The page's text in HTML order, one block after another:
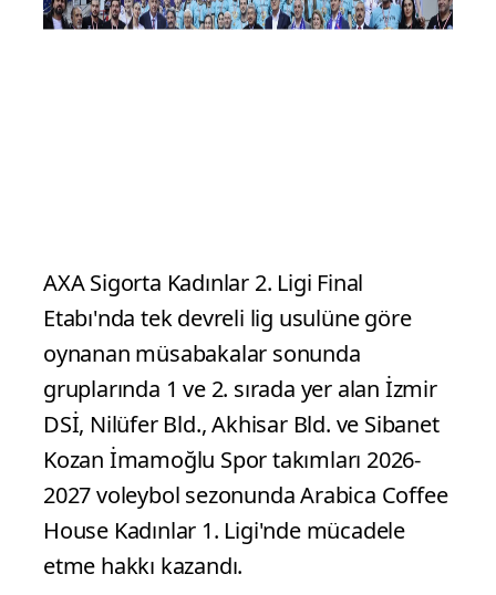
AXA Sigorta Kadınlar 2. Ligi Final
Etabı'nda tek devreli lig usulüne göre
oynanan müsabakalar sonunda
gruplarında 1 ve 2. sırada yer alan İzmir
DSİ, Nilüfer Bld., Akhisar Bld. ve Sibanet
Kozan İmamoğlu Spor takımları 2026-
2027 voleybol sezonunda Arabica Coffee
House Kadınlar 1. Ligi'nde mücadele
etme hakkı kazandı.